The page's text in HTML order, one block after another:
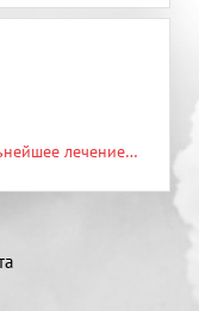
лечение в